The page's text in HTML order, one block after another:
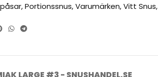
,Portionssnus,Varumärken,Vitt Snus,
LARGE #3 - SNUSHANDEL.SE